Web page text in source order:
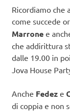
Ricordiamo che
come succede
Marrone e
che addirittura
dalle 19.00 in
Jova House
Anche Fedez e
di coppia e non